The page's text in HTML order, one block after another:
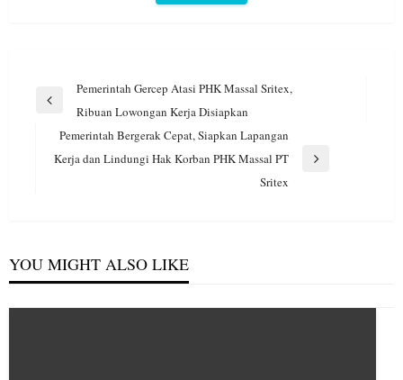
Navigasi
Previous
Pemerintah Gercep Atasi PHK Massal Sritex,
Ribuan Lowongan Kerja Disiapkan
Next
Pemerintah Bergerak Cepat, Siapkan Lapangan
Kerja dan Lindungi Hak Korban PHK Massal PT
Sritex
YOU MIGHT ALSO LIKE